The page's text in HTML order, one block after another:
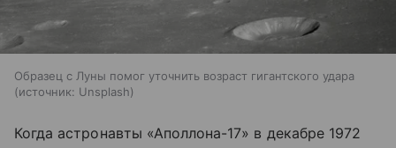
Образец с Луны помог уточнить возраст гигантского удара
источник: Unsplash
Когда астронавты «Аполлона-17» в декабре 1972